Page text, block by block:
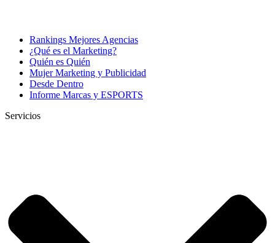
Rankings Mejores Agencias
¿Qué es el Marketing?
Quién es Quién
Mujer Marketing y Publicidad
Desde Dentro
Informe Marcas y ESPORTS
Servicios